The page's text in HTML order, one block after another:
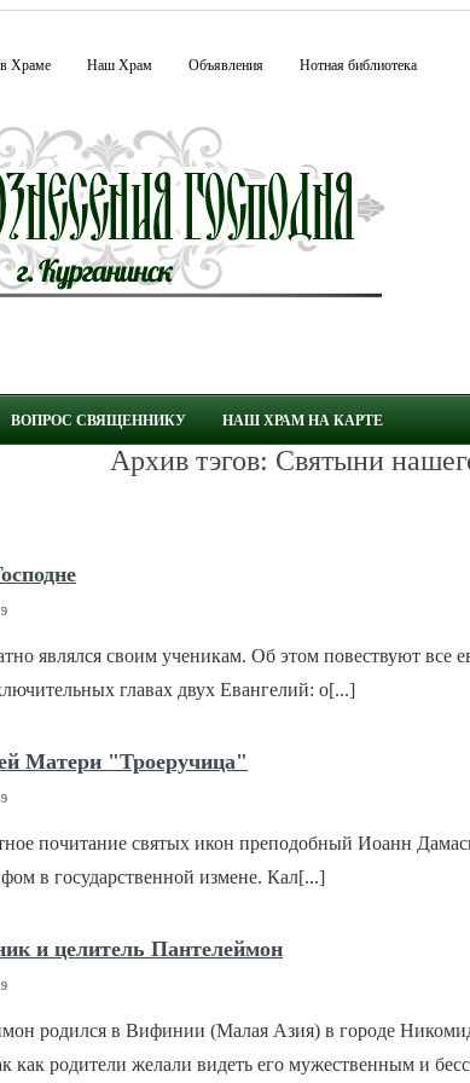
Храме Наш Храм Объявления Нотная библиотека
ВОПРОС СВЯЩЕННИКУ НАШ ХРАМ НА КАРТЕ
Архив тэгов: Святыни
являлся своим ученикам. Об этом повествуют
главах двух Евангелий: о[...]
Матери "Троеручица"
почитание святых икон преподобный Иоанн
в государственной измене. Кал[...]
и целитель Пантелеймон
родился в Вифинии (Малая Азия) в городе
как родители желали видеть его мужественным и